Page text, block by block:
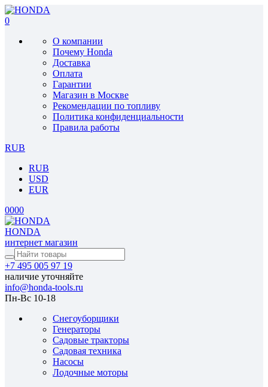
0
О компании
Почему Honda
Доставка
Оплата
Гарантии
Магазин в Москве
Рекомендации по топливу
Политика конфиденциальности
Правила работы
RUB
RUB
USD
EUR
0000
HONDA
интернет магазин
+7 495 005 97 19
наличие уточняйте
info@honda-tools.ru
Пн-Вс 10-18
Снегоуборщики
Генераторы
Садовые тракторы
Садовая техника
Насосы
Лодочные моторы